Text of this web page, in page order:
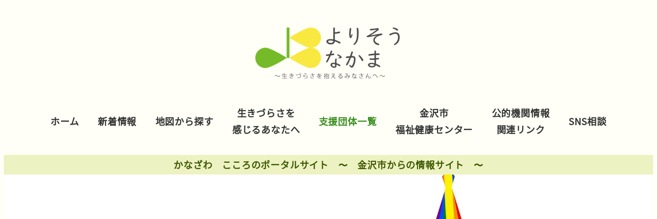
ホーム 新着情報 地図から探す
生きづらさを
感じるあなたへ
支援団体一覧
金沢市
福祉健康センター
公的機関情報
関連リンク
SNS相談
かなざわ こころのポータルサイト 〜 金沢市からの情報サイト 〜